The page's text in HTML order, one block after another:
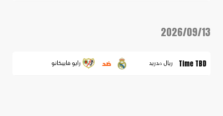
2026/09/13
Time TBD ريال مدريد ضد رايو فاييكانو